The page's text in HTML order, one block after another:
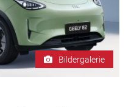
Bildergalerie